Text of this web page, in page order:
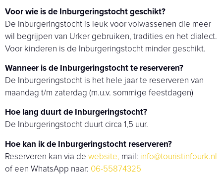
Voor wie is de Inburgeringstocht geschikt?
De Inburgeringstocht is leuk voor volwassenen die meer
wil begrijpen van Urker gebruiken, tradities en het dialect.
Voor kinderen is de Inburgeringstocht minder geschikt.
Wanneer is de Inburgeringstocht te reserveren?
De Inburgeringstocht is het hele jaar te reserveren van
maandag t/m zaterdag (m.u.v. sommige feestdagen)
Hoe lang duurt de Inburgeringstocht?
De Inburgeringstocht duurt circa 1,5 uur.
Hoe kan ik de Inburgeringstocht reserveren?
Reserveren kan via de website, mail: info@touristinfourk.nl
of een WhatsApp naar: 06-55874325